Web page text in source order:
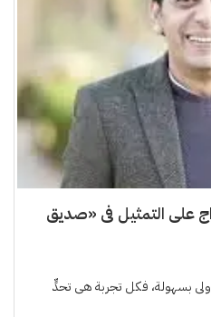
على التمثيل فى «صديق
بسهولة، فكل تجربة هى تحدٍّ